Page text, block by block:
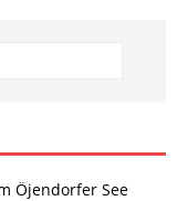
Öjendorfer See